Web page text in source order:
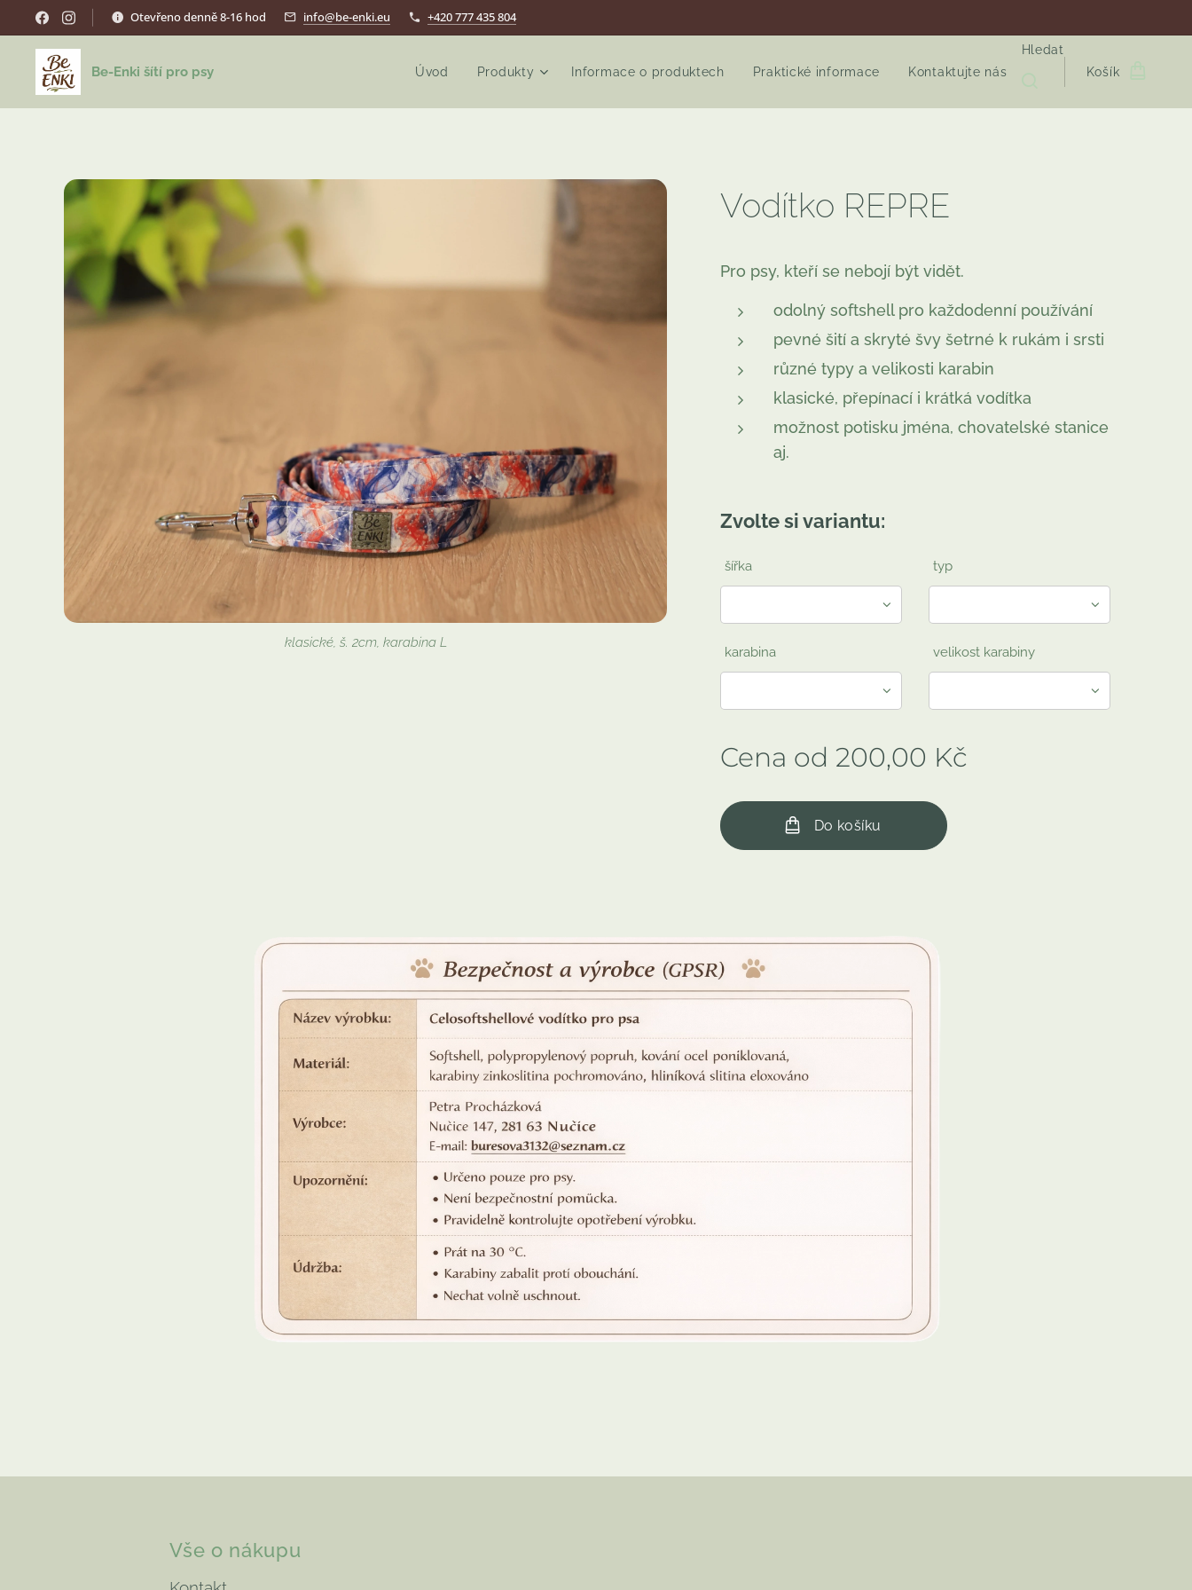
Otevřeno denně 8-16 hod info@be-enki.eu +420 777 435 804
Be-Enki šítí pro psy Úvod Produkty Informace o produktech Praktické informace Kontaktujte nás
Hledat
Košík
Vodítko REPRE
klasické, š. 2cm, karabina L
Pro psy, kteří se nebojí být vidět.
odolný softshell pro každodenní používání
pevné šití a skryté švy šetrné k rukám i srsti
různé typy a velikosti karabin
klasické, přepínací i krátká vodítka
možnost potisku jména, chovatelské stanice
aj.
Zvolte si variantu:
šířka typ
karabina velikost karabiny
Cena od 200,00 Kč
Do košíku
Vše o nákupu